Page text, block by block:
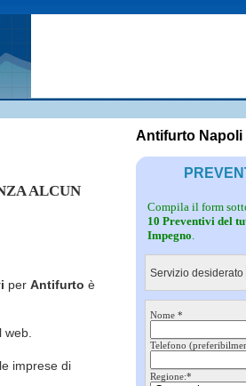
ALCUN
per Antifurto è
imprese di
Antifurto Napoli
Compila il form
10 Preventivi del
Impegno.
Servizio desiderato
Nome *
Telefono
Regione:*